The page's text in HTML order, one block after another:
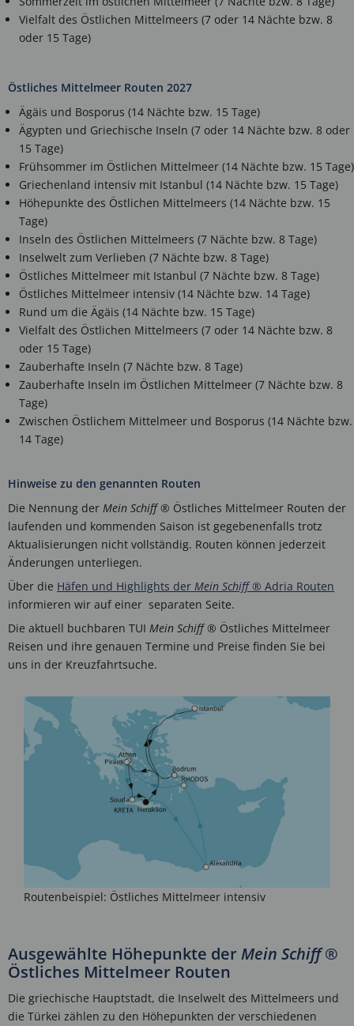
Vielfalt des Östlichen Mittelmeers (7 oder 14 Nächte bzw. 8
oder 15 Tage)
Östliches Mittelmeer Routen 2027
Ägäis und Bosporus (14 Nächte bzw. 15 Tage)
Ägypten und Griechische Inseln (7 oder 14 Nächte bzw. 8 oder
15 Tage)
Frühsommer im Östlichen Mittelmeer (14 Nächte bzw. 15 Tage)
Griechenland intensiv mit Istanbul (14 Nächte bzw. 15 Tage)
Höhepunkte des Östlichen Mittelmeers (14 Nächte bzw. 15
Tage)
Inseln des Östlichen Mittelmeers (7 Nächte bzw. 8 Tage)
Inselwelt zum Verlieben (7 Nächte bzw. 8 Tage)
Östliches Mittelmeer mit Istanbul (7 Nächte bzw. 8 Tage)
Östliches Mittelmeer intensiv (14 Nächte bzw. 14 Tage)
Rund um die Ägäis (14 Nächte bzw. 15 Tage)
Vielfalt des Östlichen Mittelmeers (7 oder 14 Nächte bzw. 8
oder 15 Tage)
Zauberhafte Inseln (7 Nächte bzw. 8 Tage)
Zauberhafte Inseln im Östlichen Mittelmeer (7 Nächte bzw. 8
Tage)
Zwischen Östlichem Mittelmeer und Bosporus (14 Nächte bzw.
14 Tage)
Hinweise zu den genannten Routen
Die Nennung der Mein Schiff® Östliches Mittelmeer Routen der
laufenden und kommenden Saison ist gegebenenfalls trotz
Aktualisierungen nicht vollständig. Routen können jederzeit
Änderungen unterliegen.
Über die Häfen und Highlights der Mein Schiff® Adria Routen
informieren wir auf einer separaten Seite.
Die aktuell buchbaren TUI Mein Schiff® Östliches Mittelmeer
Reisen und ihre genauen Termine und Preise finden Sie bei
uns in der Kreuzfahrtsuche.
Routenbeispiel: Östliches Mittelmeer intensiv
Ausgewählte Höhepunkte derMein Schiff®
Östliches Mittelmeer Routen
Die griechische Hauptstadt, die Inselwelt des Mittelmeers und
die Türkei zählen zu den Höhepunkten der verschiedenen